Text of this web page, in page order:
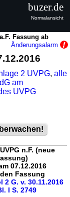
a.F. Fassung ab
Änderungsalarm
2 UVPG,alle
am
UVPG
n.F. (neue
07.12.2016
Fassung
2 G. v. 30.11.2016
I S. 2749
buzer.de
Normalansicht